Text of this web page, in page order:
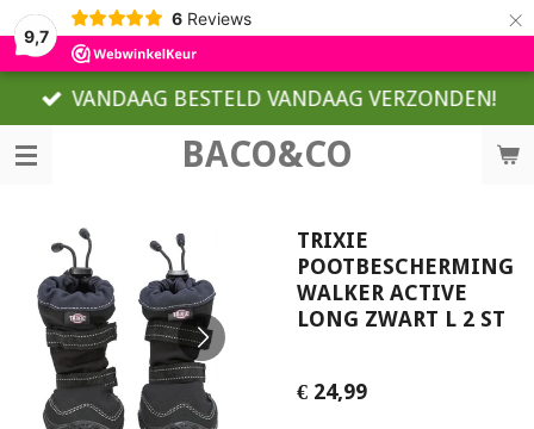
9,7
6 Reviews ×
BACO&CO
VANDAAG BESTELD VANDAAG VERZONDEN!
TRIXIE
POOTBESCHERMING
WALKER ACTIVE
LONG ZWART L 2 ST
€ 24,99